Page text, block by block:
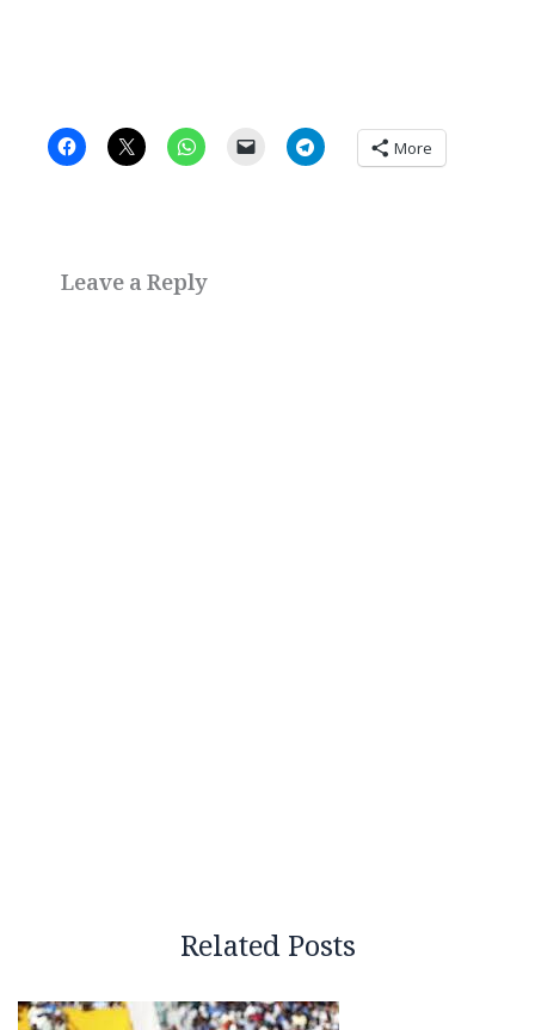
More
Leave a Reply
Related Posts